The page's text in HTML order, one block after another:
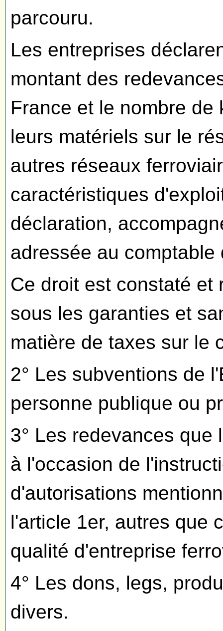
parcouru.
Les entreprises
montant des
France et le nombre
leurs matériels sur le
autres réseaux
caractéristiques
déclaration,
adressée au
Ce droit est constaté et
sous les garanties et
matière de taxes sur le
2° Les subventions de
personne publique ou
3° Les redevances
à l'occasion de
d'autorisations
l'article 1er, autres que
qualité d'entreprise
4° Les dons, legs,
divers.